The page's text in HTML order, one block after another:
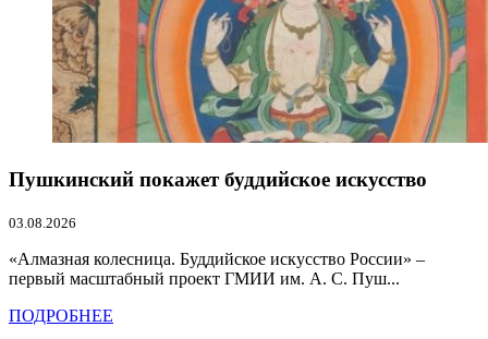
Пушкинский покажет буддийское искусство
03.08.2026
«Алмазная колесница. Буддийское искусство России» –
первый масштабный проект ГМИИ им. А. С. Пуш...
ПОДРОБНЕЕ